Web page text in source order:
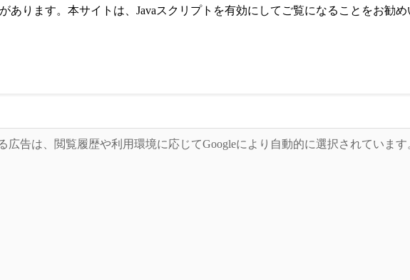
あります。本サイトは、Javaスクリプトを有効にしてご覧になることをお勧め
告は、閲覧履歴や利用環境に応じてGoogleにより自動的に選択されています